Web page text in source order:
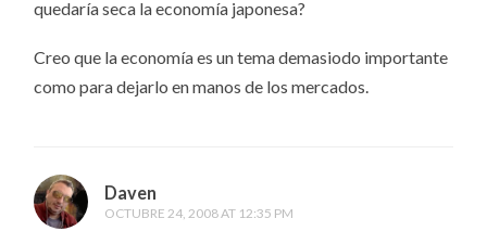
quedaría seca la economía japonesa?
Creo que la economía es un tema demasiodo importante
como para dejarlo en manos de los mercados.
Daven
OCTUBRE 24, 2008 AT 12:35 PM